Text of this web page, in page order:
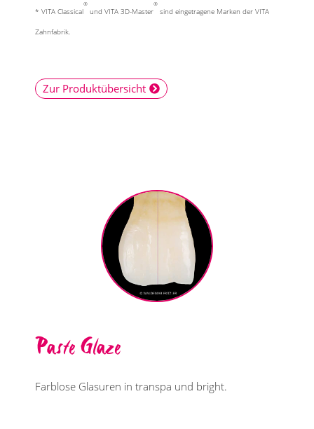
* VITA Classical
®
und VITA 3D-Master
®
sind eingetragene Marken der VITA
Zahnfabrik.
Zur Produktübersicht
Paste Glaze
Farblose Glasuren in transpa und bright.